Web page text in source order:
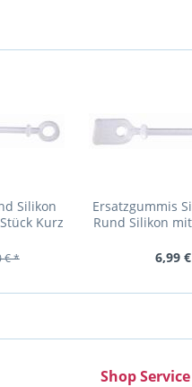
Silikon
Kurz
€ *
Ersatzgummis
Rund Silikon
6,99
Shop Service